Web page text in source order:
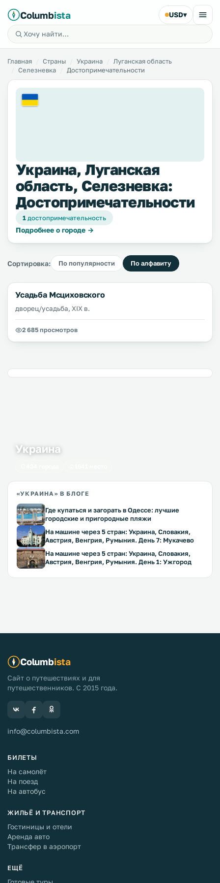
Columbista USD▾
Главная Страны Украина
Луганская область
Селезневка
Достопримечательности
Украина, Луганская
область, Селезневка:
Достопримечательности
1достопримечательность
Подробнее о городе →
Сортировка: По популярности По алфавиту
Усадьба Мсциховского
дворец/усадьба, XIX в.
2 685 просмотров
Украина
«УКРАИНА» В БЛОГЕ
Где купаться и загорать в Одессе: лучшие
городские и пригородные пляжи
На машине через 5 стран: Украина, Словакия,
Австрия, Венгрия, Румыния. День 7: Мукачево
На машине через 5 стран: Украина, Словакия,
Австрия, Венгрия, Румыния. День 1: Ужгород
Columbista
Сайт о путешествиях и для
путешественников. С 2015 года.
info@columbista.com
БИЛЕТЫ
На самолёт
На поезд
На автобус
ЖИЛЬЁ И ТРАНСПОРТ
Гостиницы и отели
Аренда авто
Трансфер в аэропорт
ЕЩЁ